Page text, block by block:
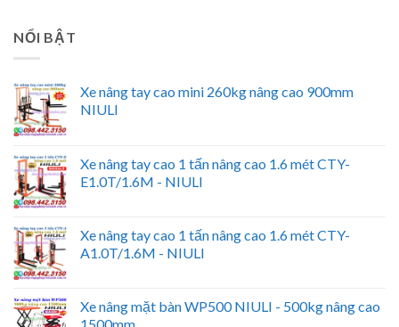
NỔI BẬT
Xe nâng tay cao mini 260kg nâng cao 900mm
NIULI
Xe nâng tay cao 1 tấn nâng cao 1.6 mét CTY-
E1.0T/1.6M - NIULI
Xe nâng tay cao 1 tấn nâng cao 1.6 mét CTY-
A1.0T/1.6M - NIULI
Xe nâng mặt bàn WP500 NIULI - 500kg nâng cao